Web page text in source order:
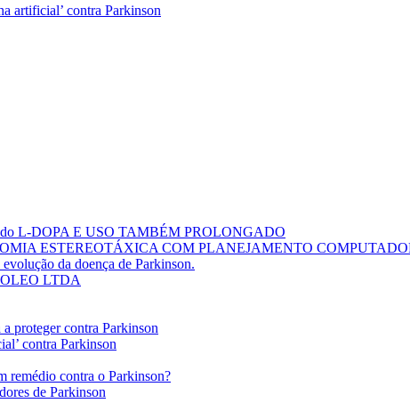
artificial’ contra Parkinson
L-DOPA E USO TAMBÉM PROLONGADO
ESTEREOTÁXICA COM PLANEJAMENTO
da doença de Parkinson.
LTDA
proteger contra Parkinson
contra Parkinson
remédio contra o Parkinson?
de Parkinson